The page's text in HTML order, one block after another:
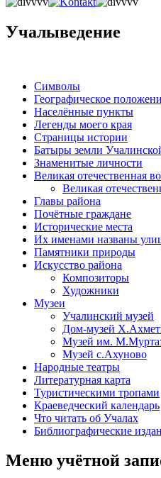
Учалыведение
Символы
Географическое
Населённые пункты
Легенды моего края
Страницы истории
Батыры земли
Знаменитые личности
Великая отечественная
Великая
Главы района
Почётные граждане
Исторические места
Их именами названы
Памятники природы
Искусство района
Композиторы
Художники
Музеи
Учалинский музей
Дом-музей
Музей им.
Музей с.Ахуново
Народные театры
Литературная карта
Туристическими тропами
Краеведческий календарь
Что читать об Учалах
Библиографические
Меню учётной